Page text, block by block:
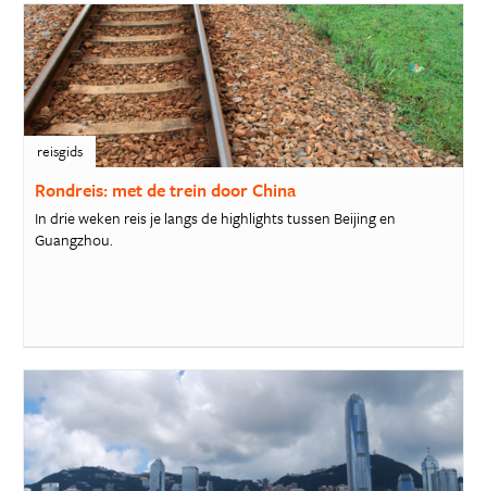
reisgids
Rondreis: met de trein door China
In drie weken reis je langs de highlights tussen Beijing en
Guangzhou.